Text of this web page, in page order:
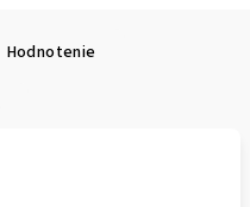
Hodnotenie